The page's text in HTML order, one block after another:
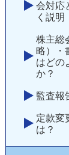
会対応
く説明
株主総
略）・
はどの
か？
監査報
定款変
は？